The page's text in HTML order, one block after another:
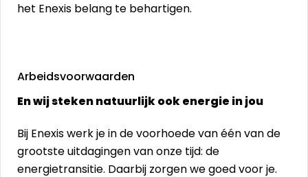
het Enexis belang te behartigen.
Arbeidsvoorwaarden
En wij steken natuurlijk ook energie in jou
Bij Enexis werk je in de voorhoede van één van de
grootste uitdagingen van onze tijd: de
energietransitie. Daarbij zorgen we goed voor je.